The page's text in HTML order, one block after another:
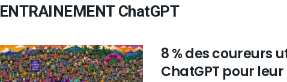
ENTRAINEMENT ChatGPT
8 % des coureurs
ChatGPT pour leur